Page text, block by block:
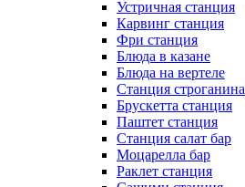
Устричная станция
Карвинг станция
Фри станция
Блюда в казане
Блюда на вертеле
Станция строганина
Брускетта станция
Паштет станция
Станция салат бар
Моцарелла бар
Раклет станция